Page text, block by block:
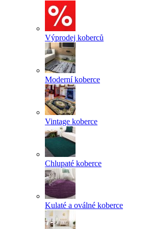
Výprodej koberců
Moderní koberce
Vintage koberce
Chlupaté koberce
Kulaté a oválné koberce